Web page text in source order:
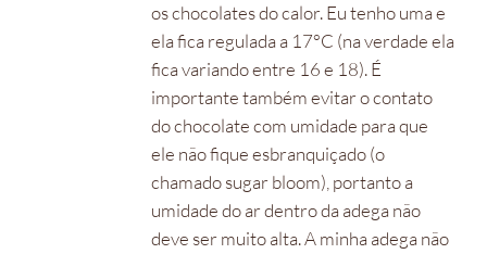
os chocolates do calor. Eu tenho uma e
ela fica regulada a 17°C (na verdade ela
fica variando entre 16 e 18). É
importante também evitar o contato
do chocolate com umidade para que
ele não fique esbranquiçado (o
chamado sugar bloom), portanto a
umidade do ar dentro da adega não
deve ser muito alta. A minha adega não